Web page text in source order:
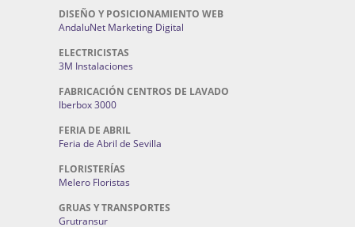
DISEÑO Y POSICIONAMIENTO WEB
AndaluNet Marketing Digital
ELECTRICISTAS
3M Instalaciones
FABRICACIÓN CENTROS DE LAVADO
Iberbox 3000
FERIA DE ABRIL
Feria de Abril de Sevilla
FLORISTERÍAS
Melero Floristas
GRUAS Y TRANSPORTES
Grutransur